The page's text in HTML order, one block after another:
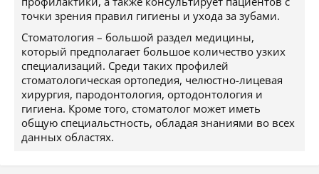
точки зрения правил гигиены и ухода за зубами.
Стоматология – большой раздел медицины,
который предполагает большое количество узких
специализаций. Среди таких профилей
стоматологическая ортопедия, челюстно-лицевая
хирургия, пародонтология, ортодонтология и
гигиена. Кроме того, стоматолог может иметь
общую специальстность, обладая знаниями во всех
данных областях.